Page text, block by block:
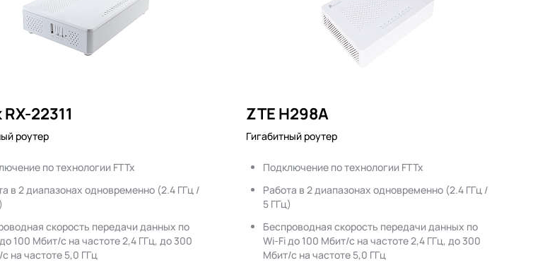
22311
роутер
по технологии FTTx
в 2 диапазонах одновременно (2.4 ГГц /
скорость передачи данных по
100 Мбит/с на частоте 2,4 ГГц, до 300
на частоте 5,0 ГГц
ZTE H298A
Гигабитный роутер
Подключение по технологии FTTx
Работа в 2 диапазонах одновременно (2.4 ГГц /
5 ГГц)
Беспроводная скорость передачи данных по
Wi-Fi до 100 Мбит/с на частоте 2,4 ГГц, до 300
Мбит/с на частоте 5,0 ГГц